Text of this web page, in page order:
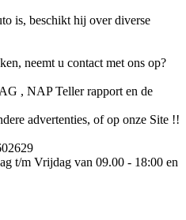
is, beschikt hij over diverse
neemt u contact met ons op?
, NAP Teller rapport en de
advertenties, of op onze Site !!
t/m Vrijdag van 09.00 - 18:00 en